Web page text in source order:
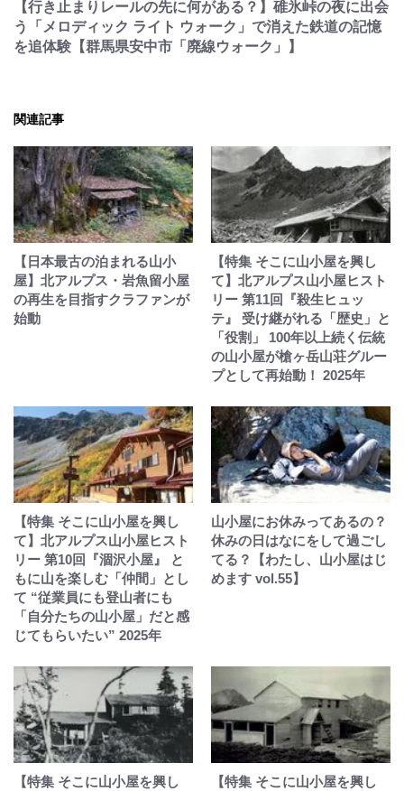
【行き止まりレールの先に何がある？】碓氷峠の夜に出会
う「メロディック ライト ウォーク」で消えた鉄道の記憶
を追体験【群馬県安中市「廃線ウォーク」】
関連記事
【日本最古の泊まれる山小
屋】北アルプス・岩魚留小屋
の再生を目指すクラファンが
始動
【特集 そこに山小屋を興し
て】北アルプス山小屋ヒスト
リー 第11回『殺生ヒュッ
テ』 受け継がれる「歴史」と
「役割」 100年以上続く伝統
の山小屋が槍ヶ岳山荘グルー
プとして再始動！ 2025年
【特集 そこに山小屋を興し
て】北アルプス山小屋ヒスト
リー 第10回『涸沢小屋』 と
もに山を楽しむ「仲間」とし
て “従業員にも登山者にも
「自分たちの山小屋」だと感
じてもらいたい” 2025年
山小屋にお休みってあるの？
休みの日はなにをして過ごし
てる？【わたし、山小屋はじ
めます vol.55】
【特集 そこに山小屋を興し
【特集 そこに山小屋を興し